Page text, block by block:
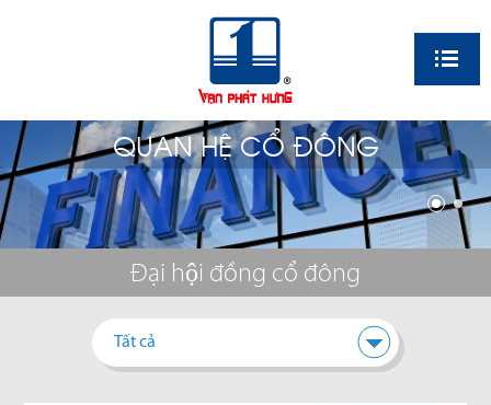
QUAN HỆ CỔ ĐÔNG
Đại hội đồng cổ đông
Tất cả